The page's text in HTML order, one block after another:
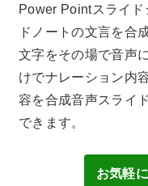
Power Pointスライ
ドノートの文言を合
文字をその場で音声
けでナレーション内
容を合成音声スライ
できます。
お気軽